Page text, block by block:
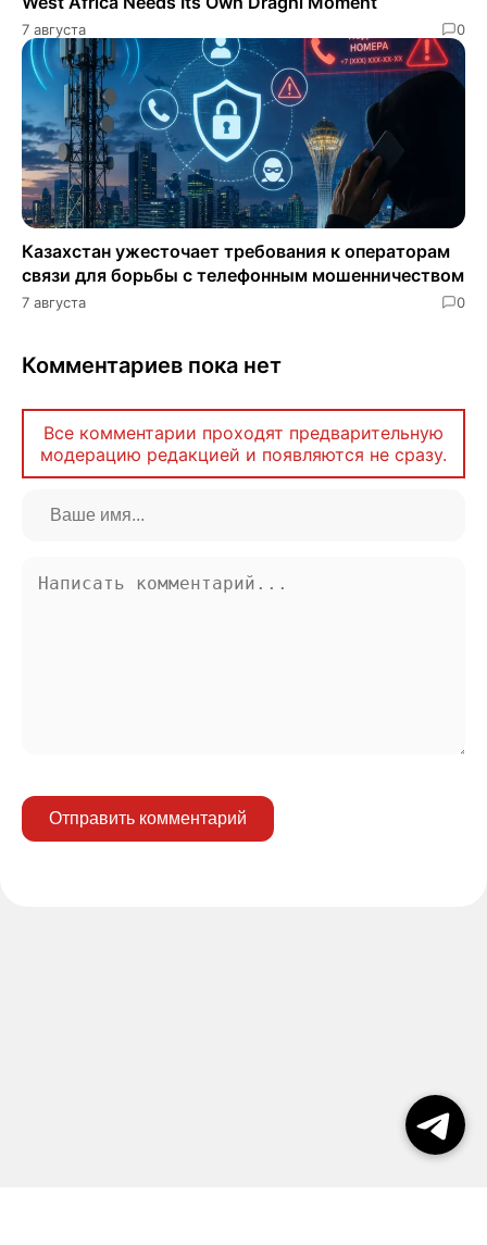
7 августа 0
Казахстан ужесточает требования к операторам
связи для борьбы с телефонным мошенничеством
7 августа 0
Комментариев пока нет
Все комментарии проходят предварительную
модерацию редакцией и появляются не сразу.
Отправить комментарий